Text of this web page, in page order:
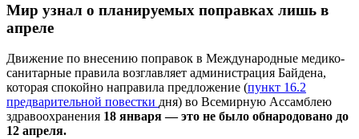
Мир узнал о планируемых поправках лишь в
апреле
Движение по внесению поправок в Международные медико-
санитарные правила возглавляет администрация Байдена,
которая спокойно направила предложение (пункт 16.2
предварительной повестки дня) во Всемирную Ассамблею
здравоохранения 18 января — это не было обнародовано до
12 апреля.